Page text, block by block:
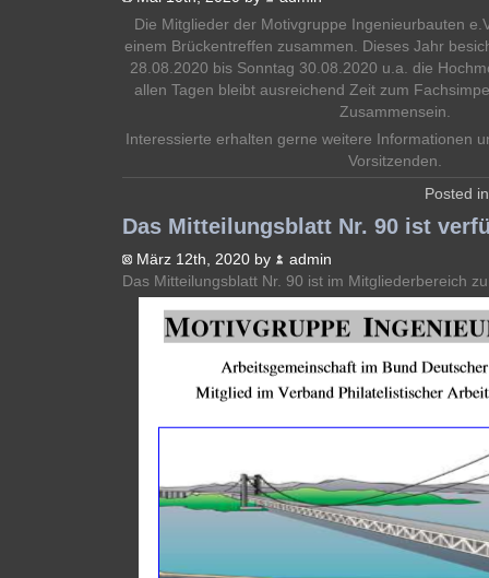
Die Mitglieder der Motivgruppe Ingenieurbauten
einem Brückentreffen zusammen. Dieses Jahr
28.08.2020 bis Sonntag 30.08.2020 u.a. die
allen Tagen bleibt ausreichend Zeit zum
Zusammensein.
Interessierte erhalten gerne weitere Informationen
Vorsitzenden.
Posted
Das Mitteilungsblatt Nr. 90 ist
März 12th, 2020 by
admin
Das Mitteilungsblatt Nr. 90 ist im Mitgliederbereich